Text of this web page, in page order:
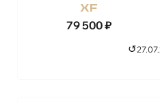
xf
79 500₽
↺